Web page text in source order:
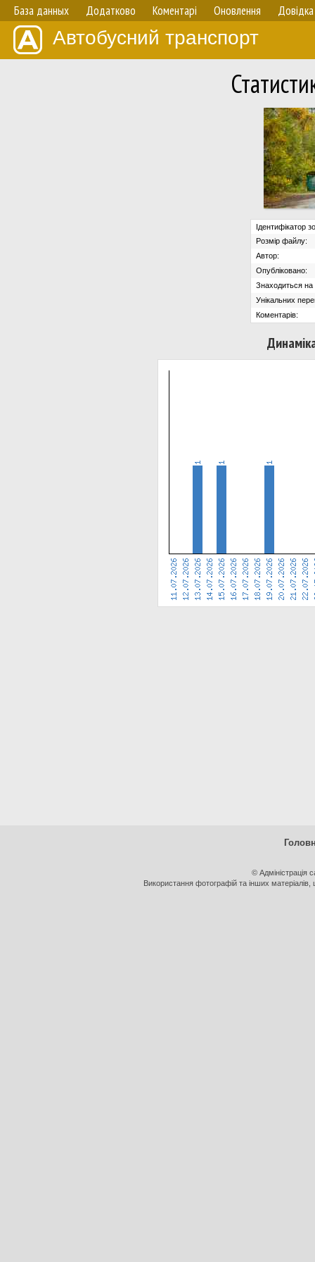
База данных Додатково Коментарі Оновлення Довідка
Автобусний транспорт
Ідентифікатор
Розмір файлу:
Автор:
Опубліковано:
Знаходиться на
Унікальних
Коментарів:
© Адміністрація
Використання фотографій та інших матеріалів,